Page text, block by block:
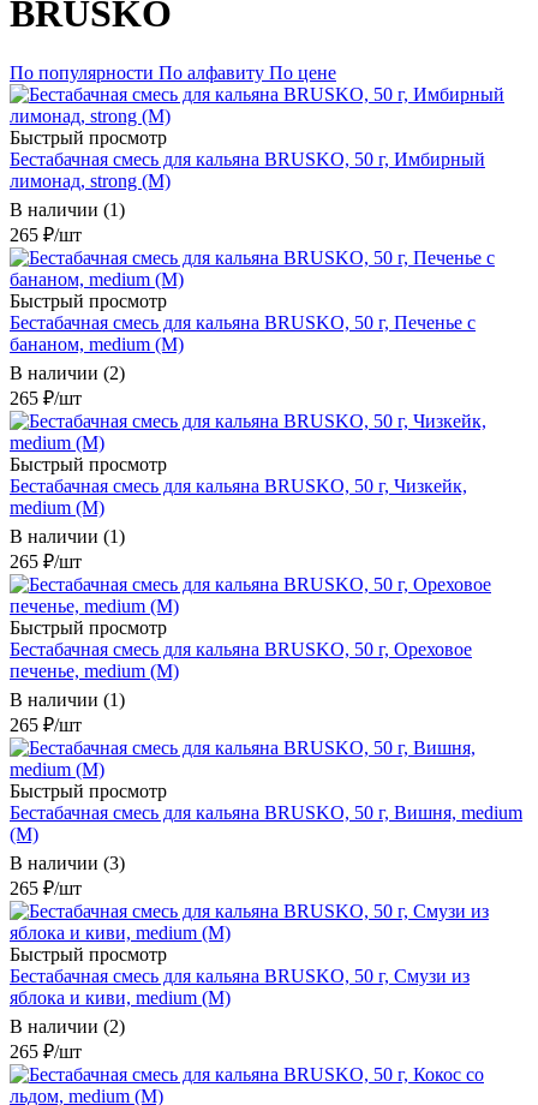
BRUSKO
По популярности По алфавиту По цене
Быстрый просмотр
Бестабачная смесь для кальяна BRUSKO, 50 г, Имбирный
лимонад, strong (М)
В наличии (1)
265 ₽/шт
Быстрый просмотр
Бестабачная смесь для кальяна BRUSKO, 50 г, Печенье с
бананом, medium (М)
В наличии (2)
265 ₽/шт
Быстрый просмотр
Бестабачная смесь для кальяна BRUSKO, 50 г, Чизкейк,
medium (М)
В наличии (1)
265 ₽/шт
Быстрый просмотр
Бестабачная смесь для кальяна BRUSKO, 50 г, Ореховое
печенье, medium (М)
В наличии (1)
265 ₽/шт
Быстрый просмотр
Бестабачная смесь для кальяна BRUSKO, 50 г, Вишня, medium
(М)
В наличии (3)
265 ₽/шт
Быстрый просмотр
Бестабачная смесь для кальяна BRUSKO, 50 г, Смузи из
яблока и киви, medium (М)
В наличии (2)
265 ₽/шт